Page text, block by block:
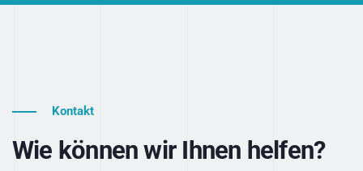
Kontakt
Wie können wir Ihnen helfen?